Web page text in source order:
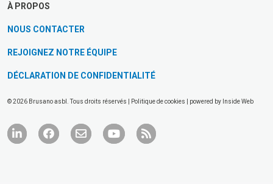
À PROPOS
NOUS CONTACTER
REJOIGNEZ NOTRE ÉQUIPE
DÉCLARATION DE CONFIDENTIALITÉ
© 2026 Brusano asbl. Tous droits réservés | Politique de cookies | powered by Inside Web